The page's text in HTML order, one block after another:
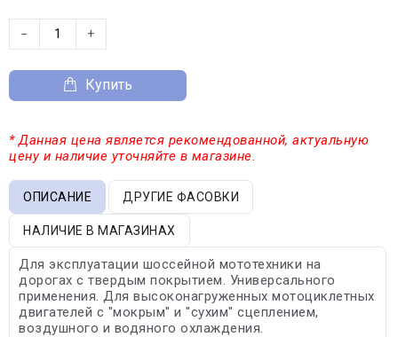
− +
Купить
* Данная цена является рекомендованной, актуальную
цену и наличие уточняйте в магазине.
ОПИСАНИЕ ДРУГИЕ ФАСОВКИ
НАЛИЧИЕ В МАГАЗИНАХ
Для эксплуатации шоссейной мототехники на
дорогах с твердым покрытием. Универсального
применения. Для высоконагруженных мотоциклетных
двигателей с "мокрым" и "сухим" сцеплением,
воздушного и водяного охлаждения.